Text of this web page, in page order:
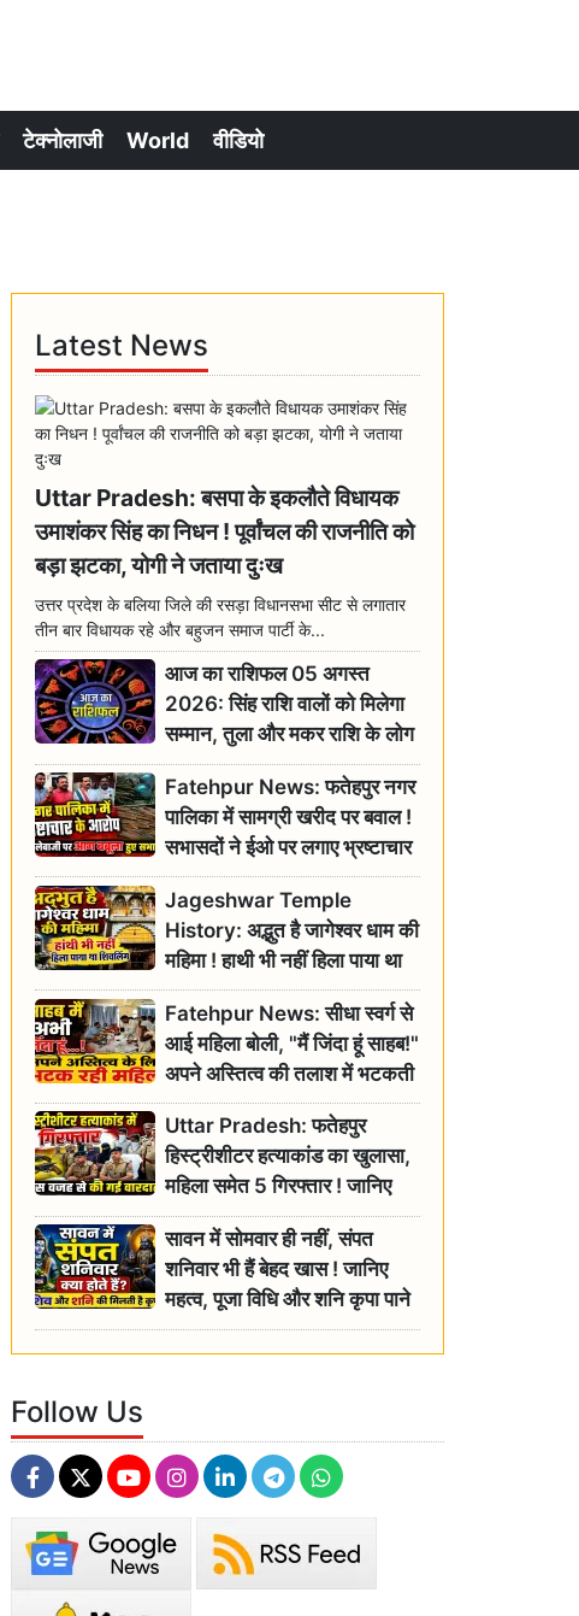
टेक्नोलाजी World वीडियो
Latest News
Uttar Pradesh: बसपा के इकलौते विधायक
उमाशंकर सिंह का निधन ! पूर्वांचल की राजनीति को
बड़ा झटका, योगी ने जताया दुःख
उत्तर प्रदेश के बलिया जिले की रसड़ा विधानसभा सीट से लगातार
तीन बार विधायक रहे और बहुजन समाज पार्टी के...
आज का राशिफल 05 अगस्त
2026: सिंह राशि वालों को मिलेगा
सम्मान, तुला और मकर राशि के लोग
रहें सतर्क
Fatehpur News: फतेहपुर नगर
पालिका में सामग्री खरीद पर बवाल !
सभासदों ने ईओ पर लगाए भ्रष्टाचार
के गंभीर आरोप
Jageshwar Temple
History: अद्भुत है जागेश्वर धाम की
महिमा ! हाथी भी नहीं हिला पाया था
शिवलिंग, जानिए क्या है इसका
इतिहास
Fatehpur News: सीधा स्वर्ग से
आई महिला बोली, "मैं जिंदा हूं साहब!"
अपने अस्तित्व की तलाश में भटकती
रही बुजुर्ग, एसडीएम ने दिए जांच के
आदेश
Uttar Pradesh: फतेहपुर
हिस्ट्रीशीटर हत्याकांड का खुलासा,
महिला समेत 5 गिरफ्तार ! जानिए
क्या था कनेक्शन?
सावन में सोमवार ही नहीं, संपत
शनिवार भी हैं बेहद खास ! जानिए
महत्व, पूजा विधि और शनि कृपा पाने
के आसान उपाय
Follow Us